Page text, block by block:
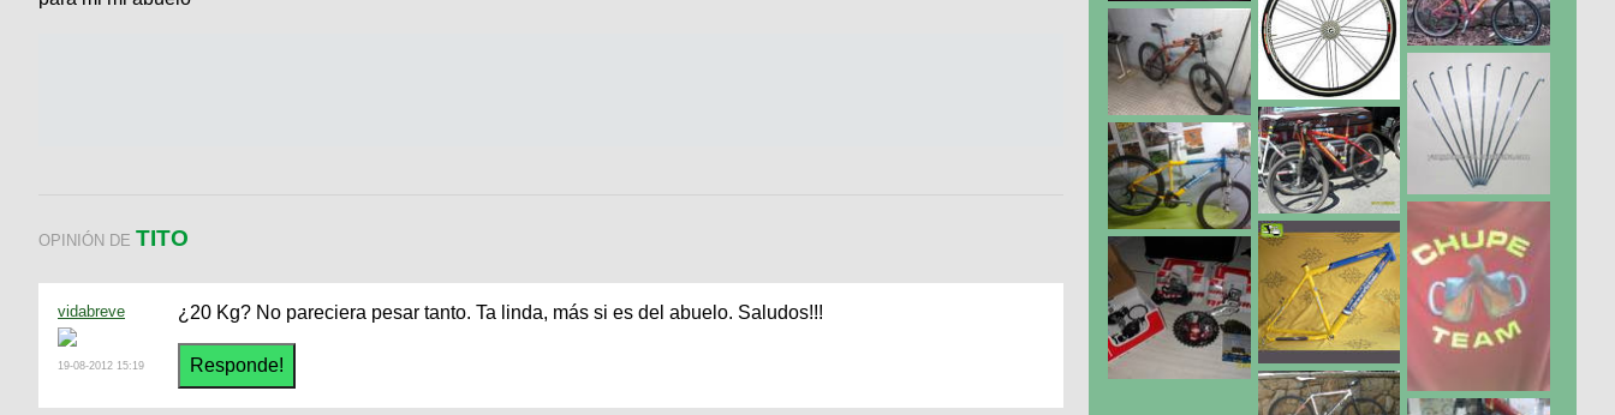
OPINIÓN DE TITO
vidabreve
19-08-2012 15:19
¿20 Kg? No pareciera pesar tanto. Ta linda, más si es del abuelo. Saludos!!!